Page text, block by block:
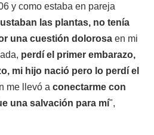
y como estaba en pareja
las plantas, no tenía
una cuestión dolorosa en mi
perdí el primer embarazo,
mi hijo nació pero lo perdí el
me llevó a conectarme con
una salvación para mí",